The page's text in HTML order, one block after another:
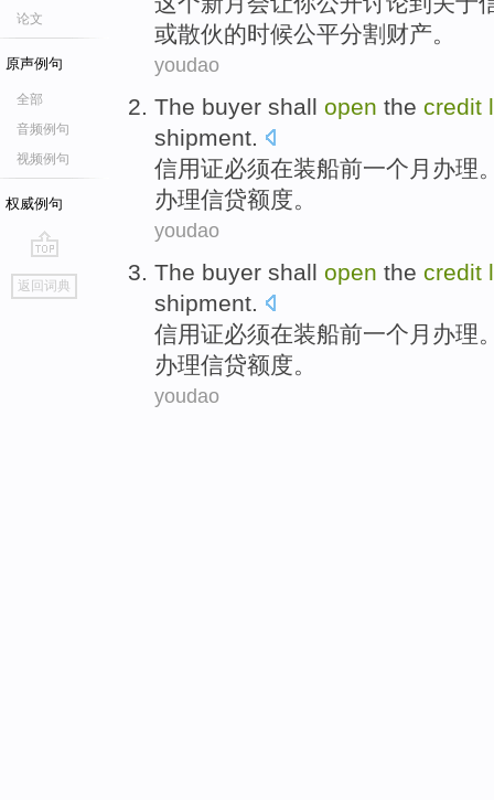
论文
原声例句
全部
音频例句
视频例句
权威例句
go
top
返回词典
或散伙的时候公平分割 财产。
youdao
The buyer shall open the credit
shipment.
信用证必须在装船前一个月办理
办理信贷额度。
youdao
The buyer shall open the credit
shipment
信用证必须在装船前一个月办理
办理信贷额度。
youdao